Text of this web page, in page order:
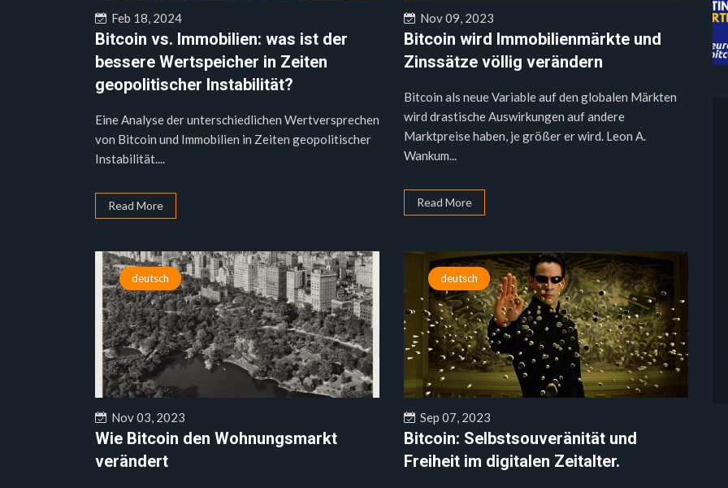
Feb 18, 2024
Bitcoin vs. Immobilien: was ist der
bessere Wertspeicher in Zeiten
geopolitischer Instabilität?
Eine Analyse der unterschiedlichen Wertversprechen
von Bitcoin und Immobilien in Zeiten geopolitischer
Instabilität....
Read More
Nov 09, 2023
Bitcoin wird Immobilienmärkte und
Zinssätze völlig verändern
Bitcoin als neue Variable auf den globalen Märkten
wird drastische Auswirkungen auf andere
Marktpreise haben, je größer er wird. Leon A.
Wankum...
Read More
deutsch
Nov 03, 2023
Wie Bitcoin den Wohnungsmarkt
verändert
deutsch
Sep 07, 2023
Bitcoin: Selbstsouveränität und
Freiheit im digitalen Zeitalter.